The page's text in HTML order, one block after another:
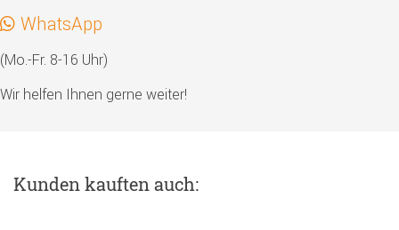
WhatsApp
(Mo.-Fr. 8-16 Uhr)
Wir helfen Ihnen gerne weiter!
Kunden kauften auch: